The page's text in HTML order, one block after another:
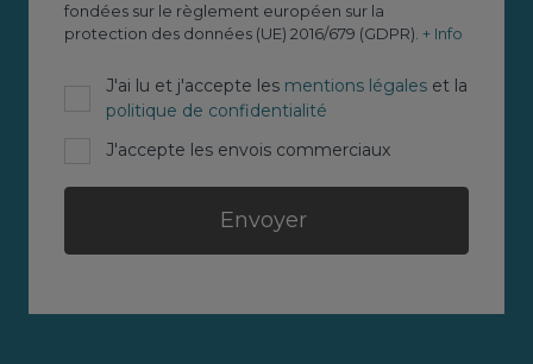
fondées sur le règlement européen sur la
protection des données (UE) 2016/679 (GDPR). + Info
J'ai lu et j'accepte les mentions légales et la
politique de confidentialité
J'accepte les envois commerciaux
Envoyer